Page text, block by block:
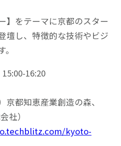
】をテーマに京都のスター
壇し、特徴的な技術やビジ
16:20
都知恵産業創造の森、
社）
kyoto-